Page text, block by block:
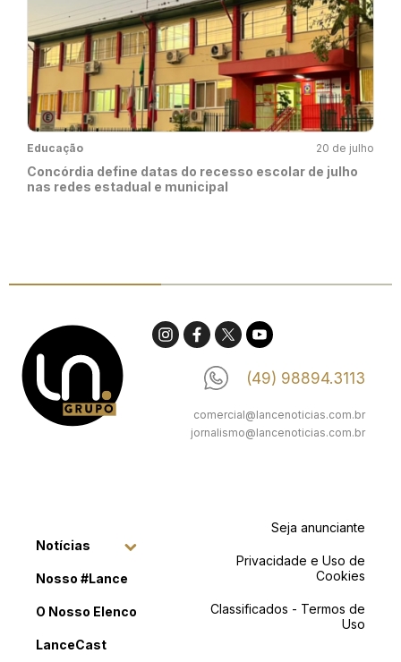
Educação 20 de julho
Concórdia define datas do recesso escolar de julho
nas redes estadual e municipal
(49) 98894.3113
comercial@lancenoticias.com.br
jornalismo@lancenoticias.com.br
Notícias
Nosso #Lance
O Nosso Elenco
LanceCast
Seja anunciante
Privacidade e Uso de
Cookies
Classificados - Termos de
Uso